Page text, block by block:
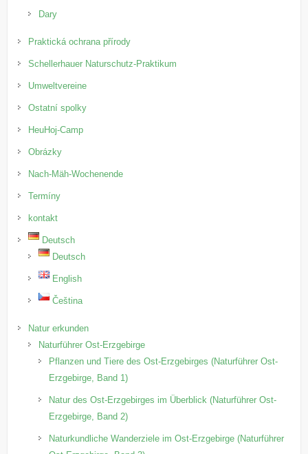
Dary
Praktická ochrana přírody
Schellerhauer Naturschutz-Praktikum
Umweltvereine
Ostatní spolky
HeuHoj-Camp
Obrázky
Nach-Mäh-Wochenende
Termíny
kontakt
Deutsch
Deutsch
English
Čeština
Natur erkunden
Naturführer Ost-Erzgebirge
Pflanzen und Tiere des Ost-Erzgebirges (Naturführer Ost-
Erzgebirge, Band 1)
Natur des Ost-Erzgebirges im Überblick (Naturführer Ost-
Erzgebirge, Band 2)
Naturkundliche Wanderziele im Ost-Erzgebirge (Naturführer